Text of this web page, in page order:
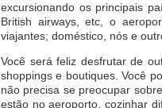
excursionando os principais
British airways, etc, o
viajantes; doméstico, nós e
Você será feliz desfrutar de
shoppings e boutiques. Você
não precisa se preocupar
estão no aeroporto, cozinhar